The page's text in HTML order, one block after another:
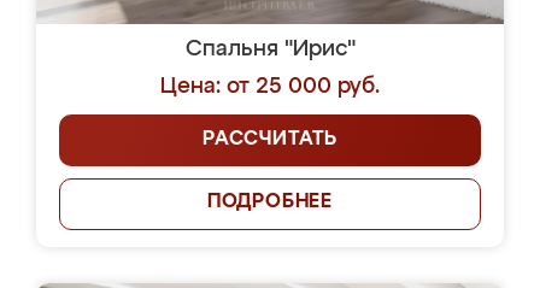
Спальня "Ирис"
Цена: от 25 000 руб.
РАССЧИТАТЬ
ПОДРОБНЕЕ